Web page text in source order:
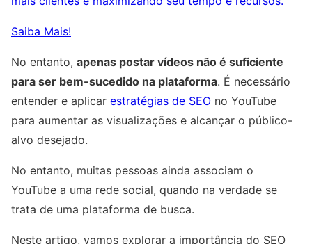
Saiba Mais!
No entanto, apenas postar vídeos não é suficiente
para ser bem-sucedido na plataforma. É necessário
entender e aplicar estratégias de SEO no YouTube
para aumentar as visualizações e alcançar o público-
alvo desejado.
No entanto, muitas pessoas ainda associam o
YouTube a uma rede social, quando na verdade se
trata de uma plataforma de busca.
Neste artigo, vamos explorar a importância do SEO